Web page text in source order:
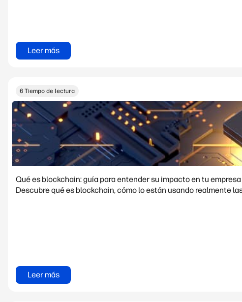
Leer más
6 Tiempo de lectura
Qué es blockchain: guía para entender su impacto en tu empresa
Descubre qué es blockchain, cómo lo están usando realmente
Leer más